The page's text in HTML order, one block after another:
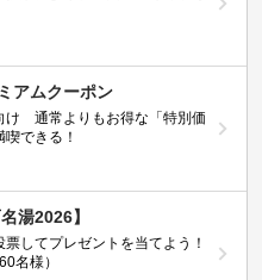
アムクーポン
け 通常よりもお得な「特別価
できる！
湯2026】
してプレゼントを当てよう！
名様）